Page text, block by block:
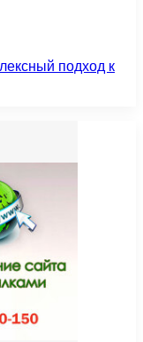
подход к